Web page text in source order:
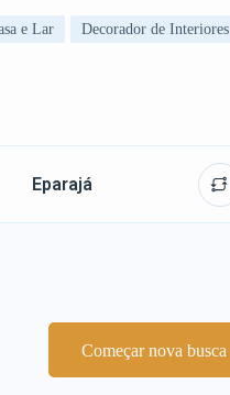
e Lar Decorador de Interiores
Eparajá
Começar nova busca